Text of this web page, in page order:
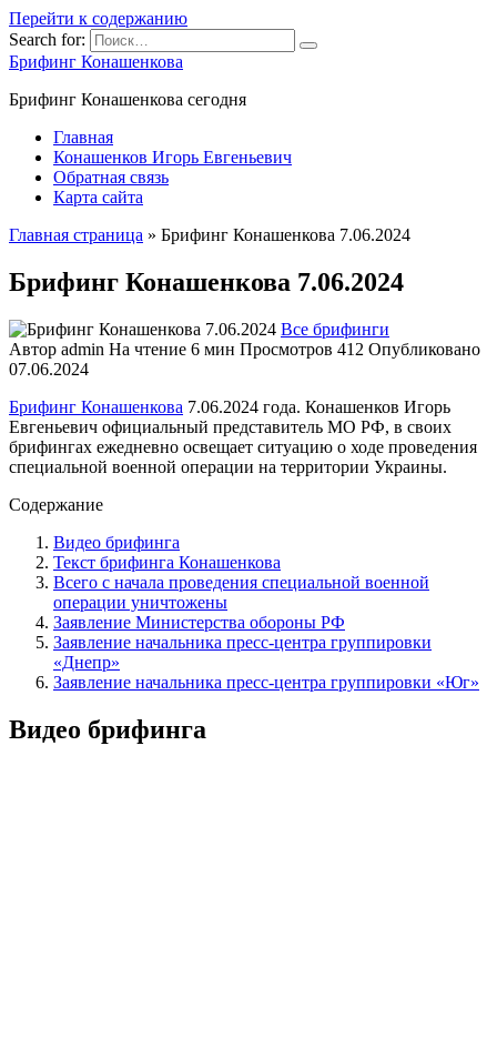
Перейти к содержанию
Search for:
Брифинг Конашенкова
Брифинг Конашенкова сегодня
Главная
Конашенков Игорь Евгеньевич
Обратная связь
Карта сайта
Главная страница » Брифинг Конашенкова 7.06.2024
Брифинг Конашенкова 7.06.2024
Все брифинги
Автор admin На чтение 6 мин Просмотров 412 Опубликовано
07.06.2024
Брифинг Конашенкова 7.06.2024 года. Конашенков Игорь
Евгеньевич официальный представитель МО РФ, в своих
брифингах ежедневно освещает ситуацию о ходе проведения
специальной военной операции на территории Украины.
Содержание
Видео брифинга
Текст брифинга Конашенкова
Всего с начала проведения специальной военной
операции уничтожены
Заявление Министерства обороны РФ
Заявление начальника пресс-центра группировки
«Днепр»
Заявление начальника пресс-центра группировки «Юг»
Видео брифинга